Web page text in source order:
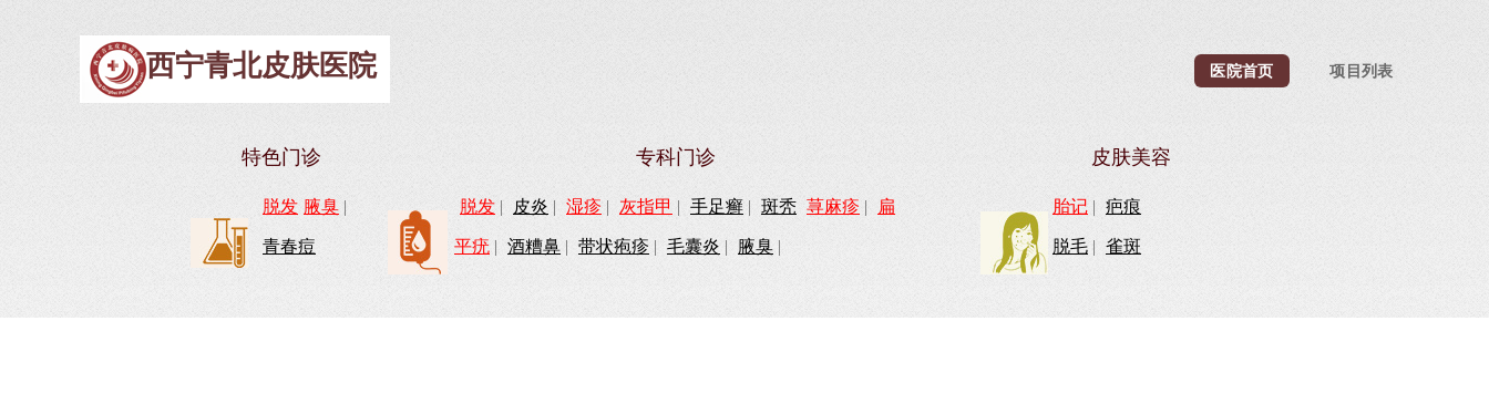
西宁青北皮肤医院 医院首页 项目列表
特色门诊
脱发 腋臭 |
青春痘
专科门诊
脱发 | 皮炎 | 湿疹 | 灰指甲 | 手足癣 | 斑秃 荨麻疹 | 扁
平疣 | 酒糟鼻 | 带状疱疹 | 毛囊炎 | 腋臭 |
皮肤美容
胎记 | 疤痕
脱毛 | 雀斑